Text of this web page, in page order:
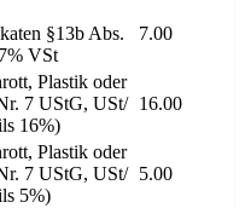
§13b Abs.
VSt
7.00
Plastik oder
7 UStG, USt/
16%)
16.00
Plastik oder
7 UStG, USt/
5%)
5.00